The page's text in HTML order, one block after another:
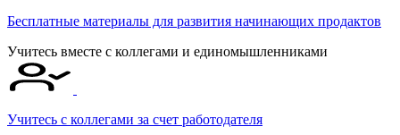
Бесплатные материалы для развития начинающих продактов
Учитесь вместе с коллегами и единомышленниками
Учитесь с коллегами за счет работодателя